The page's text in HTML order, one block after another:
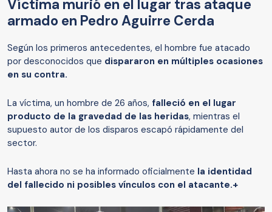
Víctima murió en el lugar tras ataque
armado en Pedro Aguirre Cerda
Según los primeros antecedentes, el hombre fue atacado
por desconocidos que dispararon en múltiples ocasiones
en su contra.
La víctima, un hombre de 26 años, falleció en el lugar
producto de la gravedad de las heridas, mientras el
supuesto autor de los disparos escapó rápidamente del
sector.
Hasta ahora no se ha informado oficialmente la identidad
del fallecido ni posibles vínculos con el atacante.+